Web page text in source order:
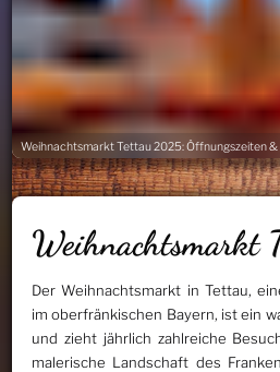
Weihnachtsmarkt Tettau 2025: Öffnungszeiten &
Weihnachtsmarkt
Der Weihnachtsmarkt in Tettau,
im oberfränkischen Bayern, ist ein
und zieht jährlich zahlreiche
malerische Landschaft des